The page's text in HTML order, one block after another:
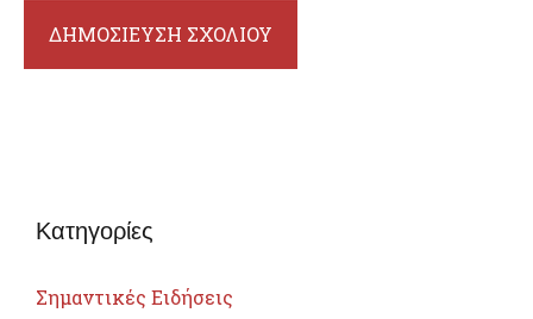
Κατηγορίες
Σημαντικές Ειδήσεις